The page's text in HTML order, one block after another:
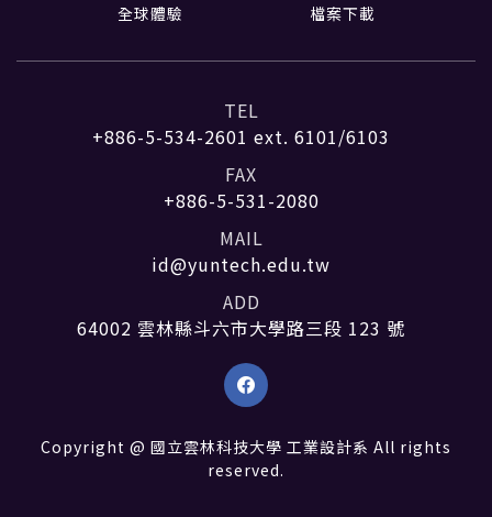
全球體驗
檔案下載
TEL
+886-5-534-2601 ext. 6101/6103
FAX
+886-5-531-2080
MAIL
id@yuntech.edu.tw
ADD
64002 雲林縣斗六市大學路三段 123 號
Copyright @ 國立雲林科技大學 工業設計系 All rights
reserved.